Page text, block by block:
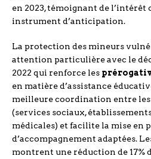
en 2023, témoignant de l’intérêt
instrument d’anticipation.
La protection des mineurs
attention particulière avec le
2022 qui renforce les
en matière d’assistance
meilleure coordination entre
(services sociaux,
médicales) et facilite la mise en
d’accompagnement adaptées.
montrent une réduction de 17%